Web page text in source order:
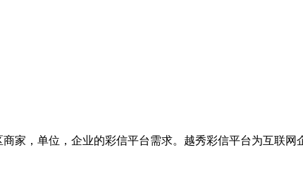
家，单位，企业的彩信平台需求。越秀彩信平台为互联